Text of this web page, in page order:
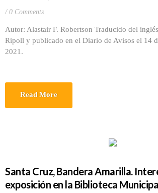
0 Comments
Autor: Alastair F. Robertson Traducido del
Ripoll y publicado en el Diario de Avisos el 14
2021.
Read More
Santa Cruz, Bandera Amarilla.
exposición en la Biblioteca